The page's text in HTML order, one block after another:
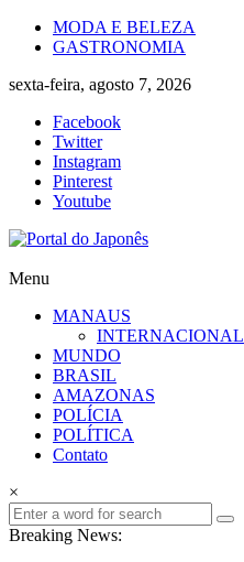
Skip
MODA E BELEZA
GASTRONOMIA
sexta-feira, agosto 7, 2026
Facebook
Twitter
Instagram
Pinterest
Youtube
Portal
Japonês
Japão
mais
perto
Menu
MANAUS
INTERNACIONAL
MUNDO
BRASIL
AMAZONAS
POLÍCIA
POLÍTICA
Contato
×
Breaking News: